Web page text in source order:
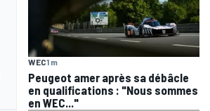
WEC1 m
Peugeot amer après sa débâcle
en qualifications : "Nous sommes
en WEC..."